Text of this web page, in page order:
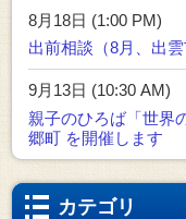
8月18日 (1:00 PM)
出前相談（8月、出
9月13日 (10:30 AM)
親子のひろば「世界
郷町 を開催します
カテゴリ